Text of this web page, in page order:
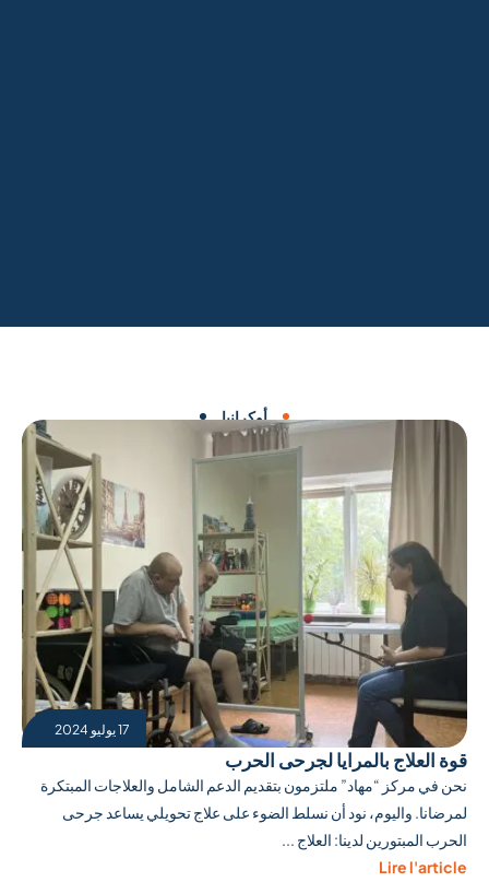
أوكرانيا
17 يوليو 2024
قوة العلاج بالمرايا لجرحى الحرب
نحن في مركز “مهاد” ملتزمون بتقديم الدعم الشامل والعلاجات المبتكرة
لمرضانا. واليوم، نود أن نسلط الضوء على علاج تحويلي يساعد جرحى
الحرب المبتورين لدينا: العلاج ...
Lire l'article